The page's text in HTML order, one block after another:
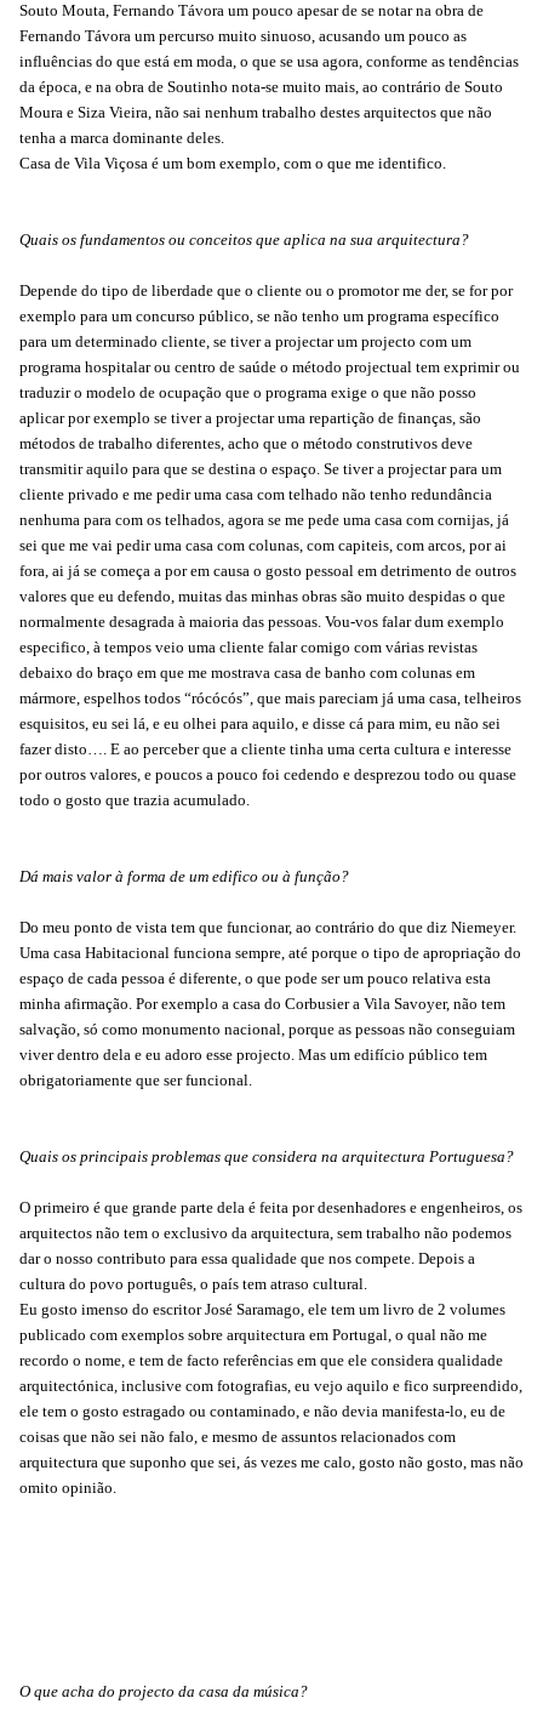
Souto Mouta, Fernando Távora um pouco apesar de se notar na obra de
Fernando Távora um percurso muito sinuoso, acusando um pouco as
influências do que está em moda, o que se usa agora, conforme as tendências
da época, e na obra de Soutinho nota-se muito mais, ao contrário de Souto
Moura e Siza Vieira, não sai nenhum trabalho destes arquitectos que não
tenha a marca dominante deles.
Casa de Vila Viçosa é um bom exemplo, com o que me identifico.
Quais os fundamentos ou conceitos que aplica na sua arquitectura?
Depende do tipo de liberdade que o cliente ou o promotor me der, se for por
exemplo para um concurso público, se não tenho um programa específico
para um determinado cliente, se tiver a projectar um projecto com um
programa hospitalar ou centro de saúde o método projectual tem exprimir ou
traduzir o modelo de ocupação que o programa exige o que não posso
aplicar por exemplo se tiver a projectar uma repartição de finanças, são
métodos de trabalho diferentes, acho que o método construtivos deve
transmitir aquilo para que se destina o espaço. Se tiver a projectar para um
cliente privado e me pedir uma casa com telhado não tenho redundância
nenhuma para com os telhados, agora se me pede uma casa com cornijas, já
sei que me vai pedir uma casa com colunas, com capiteis, com arcos, por ai
fora, ai já se começa a por em causa o gosto pessoal em detrimento de outros
valores que eu defendo, muitas das minhas obras são muito despidas o que
normalmente desagrada à maioria das pessoas. Vou-vos falar dum exemplo
especifico, à tempos veio uma cliente falar comigo com várias revistas
debaixo do braço em que me mostrava casa de banho com colunas em
mármore, espelhos todos “rócócós”, que mais pareciam já uma casa, telheiros
esquisitos, eu sei lá, e eu olhei para aquilo, e disse cá para mim, eu não sei
fazer disto…. E ao perceber que a cliente tinha uma certa cultura e interesse
por outros valores, e poucos a pouco foi cedendo e desprezou todo ou quase
todo o gosto que trazia acumulado.
Dá mais valor à forma de um edifico ou à função?
Do meu ponto de vista tem que funcionar, ao contrário do que diz Niemeyer.
Uma casa Habitacional funciona sempre, até porque o tipo de apropriação do
espaço de cada pessoa é diferente, o que pode ser um pouco relativa esta
minha afirmação. Por exemplo a casa do Corbusier a Vila Savoyer, não tem
salvação, só como monumento nacional, porque as pessoas não conseguiam
viver dentro dela e eu adoro esse projecto. Mas um edifício público tem
obrigatoriamente que ser funcional.
Quais os principais problemas que considera na arquitectura Portuguesa?
O primeiro é que grande parte dela é feita por desenhadores e engenheiros, os
arquitectos não tem o exclusivo da arquitectura, sem trabalho não podemos
dar o nosso contributo para essa qualidade que nos compete. Depois a
cultura do povo português, o país tem atraso cultural.
Eu gosto imenso do escritor José Saramago, ele tem um livro de 2 volumes
publicado com exemplos sobre arquitectura em Portugal, o qual não me
recordo o nome, e tem de facto referências em que ele considera qualidade
arquitectónica, inclusive com fotografias, eu vejo aquilo e fico surpreendido,
ele tem o gosto estragado ou contaminado, e não devia manifesta-lo, eu de
coisas que não sei não falo, e mesmo de assuntos relacionados com
arquitectura que suponho que sei, ás vezes me calo, gosto não gosto, mas não
omito opinião.
O que acha do projecto da casa da música?